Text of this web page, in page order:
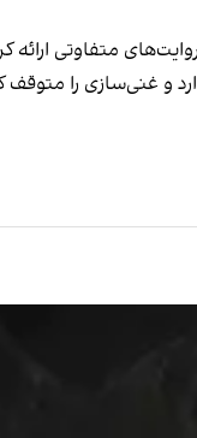
متفاوتی ارائه
غنی‌سازی را متوقف